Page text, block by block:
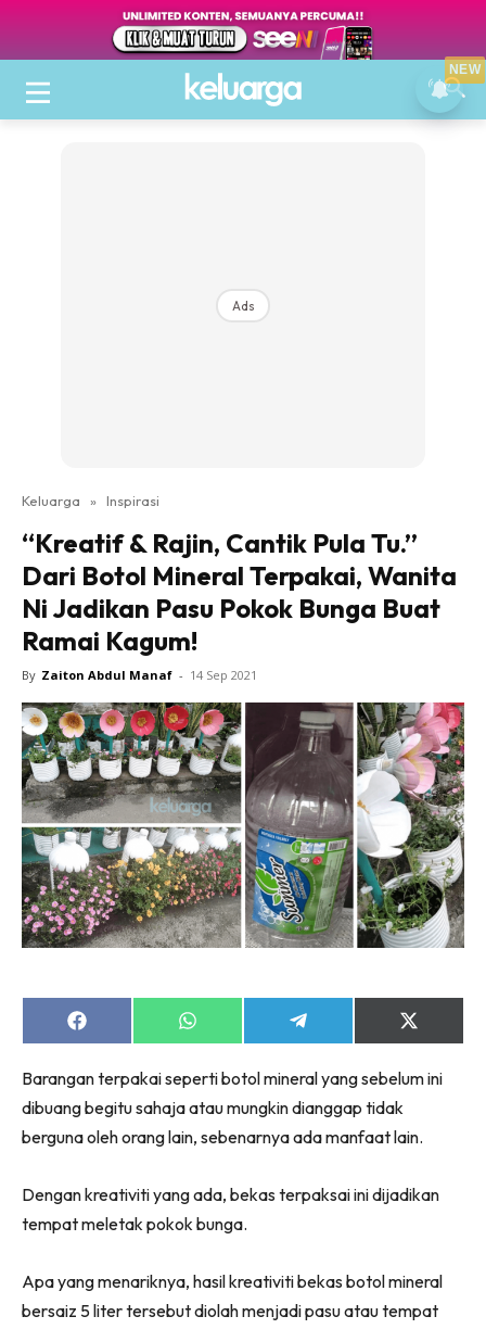
Ads
Keluarga » Inspirasi
“Kreatif & Rajin, Cantik Pula Tu.”
Dari Botol Mineral Terpakai, Wanita
Ni Jadikan Pasu Pokok Bunga Buat
Ramai Kagum!
By Zaiton Abdul Manaf - 14 Sep 2021
Share
on
Share
on
Share
on
Share
on
(Twitter)
Barangan terpakai seperti botol mineral yang sebelum ini
dibuang begitu sahaja atau mungkin dianggap tidak
berguna oleh orang lain, sebenarnya ada manfaat lain.
Dengan kreativiti yang ada, bekas terpaksai ini dijadikan
tempat meletak pokok bunga.
Apa yang menariknya, hasil kreativiti bekas botol mineral
bersaiz 5 liter tersebut diolah menjadi pasu atau tempat
NEW